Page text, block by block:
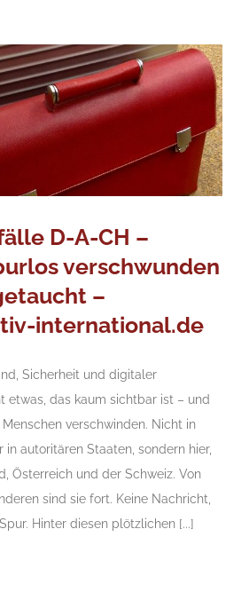
D-A-CH –
verschwunden
–
international.de
Sicherheit und digitaler
etwas, das kaum sichtbar ist – und
verschwinden. Nicht in
in autoritären Staaten, sondern hier,
Österreich und der Schweiz. Von
sind sie fort. Keine Nachricht,
Hinter diesen plötzlichen [...]